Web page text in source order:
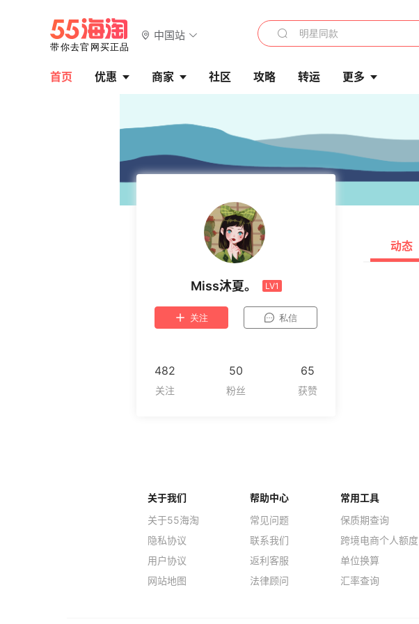
中国站
首页 优惠 商家 社区 攻略 转运 更多
Miss沐夏。 LV1
关注 私信
482 50 65
动态
关于我们
关于55海淘
隐私协议
用户协议
网站地图
帮助中心
常见问题
联系我们
返利客服
法律顾问
常用工具
保质期查询
跨境电商个人额度
单位换算
汇率查询